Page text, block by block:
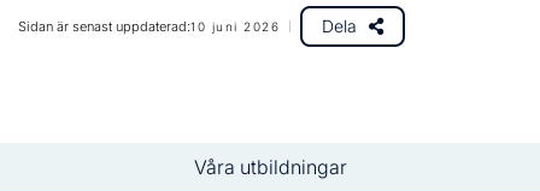
Sidan är senast uppdaterad:10 juni 2026 Dela
Våra utbildningar